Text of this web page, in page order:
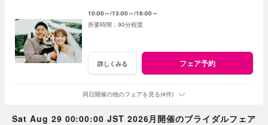
10:00～ 13:00～ 16:00～
90分程度
詳しくみる フェア予約
同日開催の他のフェアを見る(4件)
Sat Aug 29 00:00:00 JST 2026月開催のブライダルフェア